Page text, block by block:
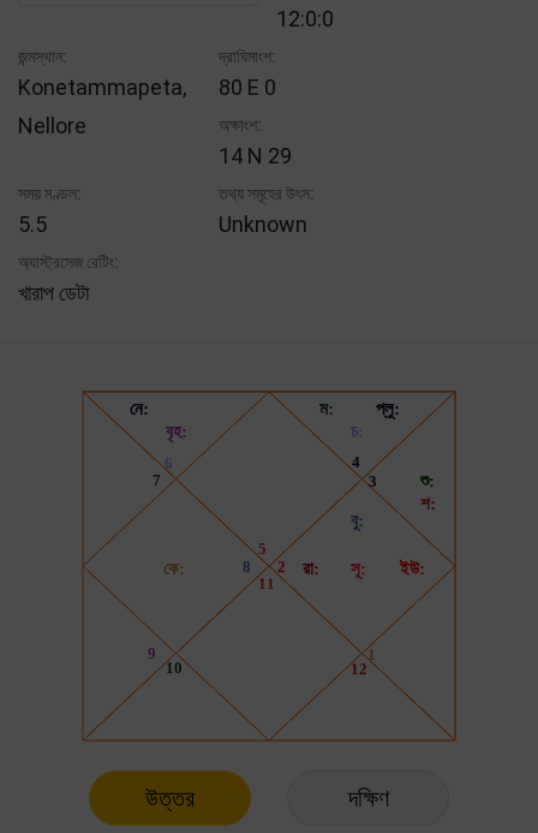
12:0:0
জন্মস্থান:
Konetammapeta,
Nellore
দ্রাঘিমাংশ:
80 E 0
অক্ষাংশ:
14 N 29
সময় মণ্ডল:
5.5
তথ্য সমূহের উৎস:
Unknown
অ্যাস্ট্রসেজ রেটিং:
খারাপ ডেটা
উত্তর দক্ষিণ